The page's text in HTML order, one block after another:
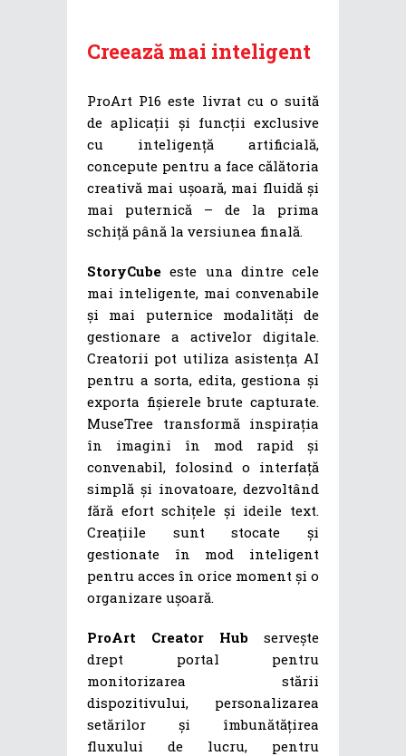
Creează mai inteligent
ProArt P16 este livrat cu o suită
de aplicații și funcții exclusive
cu inteligență artificială,
concepute pentru a face călătoria
creativă mai ușoară, mai fluidă și
mai puternică – de la prima
schiță până la versiunea finală.
StoryCube este una dintre cele
mai inteligente, mai convenabile
și mai puternice modalități de
gestionare a activelor digitale.
Creatorii pot utiliza asistența AI
pentru a sorta, edita, gestiona și
exporta fișierele brute capturate.
MuseTree transformă inspirația
în imagini în mod rapid și
convenabil, folosind o interfață
simplă și inovatoare, dezvoltând
fără efort schițele și ideile text.
Creațiile sunt stocate și
gestionate în mod inteligent
pentru acces în orice moment și o
organizare ușoară.
ProArt Creator Hub servește
drept portal pentru
monitorizarea stării
dispozitivului, personalizarea
setărilor și îmbunătățirea
fluxului de lucru, pentru